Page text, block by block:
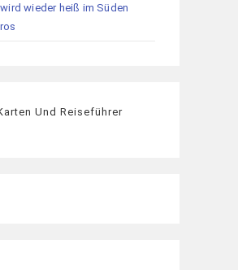
wieder heiß im Süden
Und Reiseführer